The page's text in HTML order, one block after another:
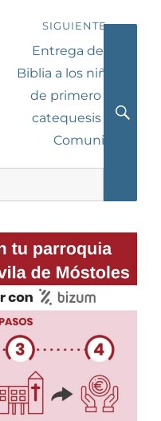
SIGUIENTE →
Siguiente
entrada:
Entrega de La
Biblia a los niños
de primero de
catequesis de
Comunión